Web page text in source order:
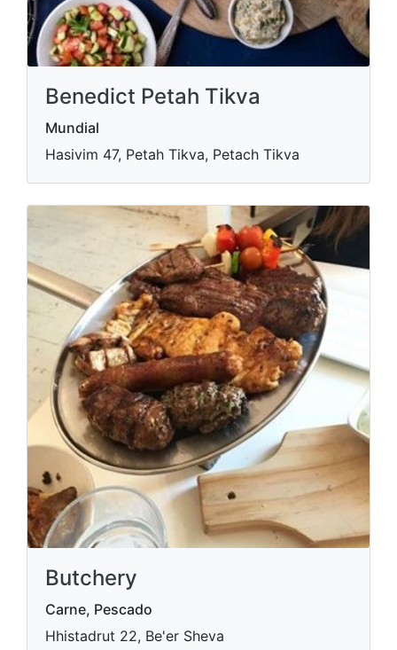
Benedict Petah Tikva
Mundial
Hasivim 47, Petah Tikva, Petach Tikva
Butchery
Carne, Pescado
Hhistadrut 22, Be'er Sheva